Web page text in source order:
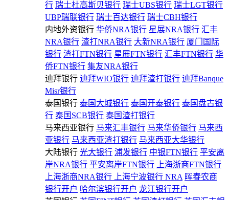
行 瑞士杜高斯贝银行 瑞士UBS银行 瑞士LGT银行
UBP瑞联银行 瑞士百达银行 瑞士CBH银行
内地外资银行 华侨NRA银行 星展NRA银行 汇丰
NRA银行 渣打NRA银行 大新NRA银行 厦门国际
银行 渣打FTN银行 星展FTN银行 汇丰FTN银行 华
侨FTN银行 集友NRA银行
迪拜银行 迪拜WIO银行 迪拜渣打银行 迪拜Banque
Misr银行
泰国银行 泰国大城银行 泰国开泰银行 泰国盘古银
行 泰国SCB银行 泰国渣打银行
马来西亚银行 马来汇丰银行 马来华侨银行 马来西
亚银行 马来西亚渣打银行 马来西亚大华银行
大陆银行 光大银行 浦发银行 中银FTN银行 平安离
岸NRA银行 平安离岸FTN银行
上海浙商FTN银行
上海浙商NRA银行
上海宁波银行 NRA 晖春农商
银行开户 哈尔滨银行开户 龙江银行开户